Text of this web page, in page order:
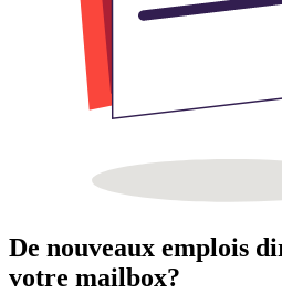
De nouveaux emplois
votre mailbox?